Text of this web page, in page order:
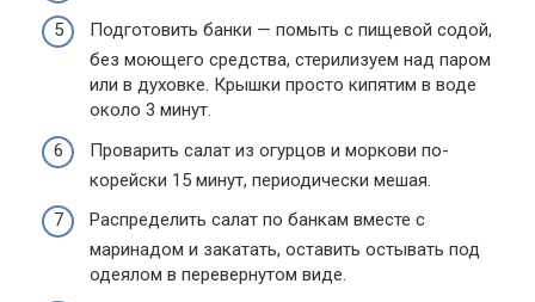
Подготовить банки — помыть с пищевой содой,
без моющего средства, стерилизуем над паром
или в духовке. Крышки просто кипятим в воде
около 3 минут.
Проварить салат из огурцов и моркови по-
корейски 15 минут, периодически мешая.
Распределить салат по банкам вместе с
маринадом и закатать, оставить остывать под
одеялом в перевернутом виде.